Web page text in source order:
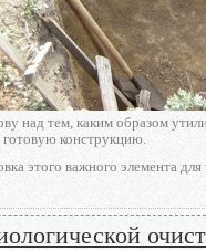
над тем, каким образом
готовую конструкцию.
этого важного элемента